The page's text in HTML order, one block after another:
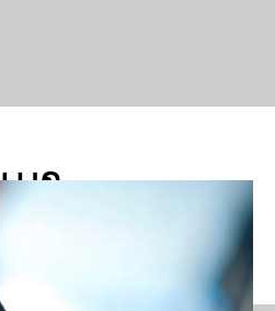
ມາ
າມະນາຍຸດທ
ເປັນອົງການທີ່